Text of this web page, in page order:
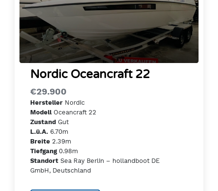
Nordic Oceancraft 22
€29.900
Hersteller Nordic
ModellOceancraft 22
Zustand Gut
L.ü.A. 6.70m
Breite 2.39m
Tiefgang0.98m
Standort Sea Ray Berlin – hollandboot DE
GmbH, Deutschland